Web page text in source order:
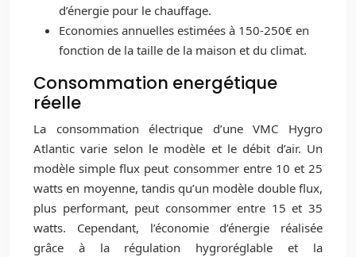
d’énergie pour le chauffage.
Economies annuelles estimées à 150-250€ en
fonction de la taille de la maison et du climat.
Consommation energétique
réelle
La consommation électrique d’une VMC Hygro
Atlantic varie selon le modèle et le débit d’air. Un
modèle simple flux peut consommer entre 10 et 25
watts en moyenne, tandis qu’un modèle double flux,
plus performant, peut consommer entre 15 et 35
watts. Cependant, l’économie d’énergie réalisée
grâce à la régulation hygroréglable et la